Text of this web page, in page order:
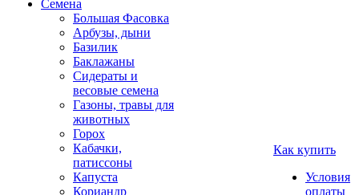
Семена
Большая Фасовка
Арбузы, дыни
Базилик
Баклажаны
Сидераты и
весовые семена
Газоны, травы для
животных
Горох
Кабачки,
патиссоны
Капуста
Кориандр
Как купить
Условия
оплаты